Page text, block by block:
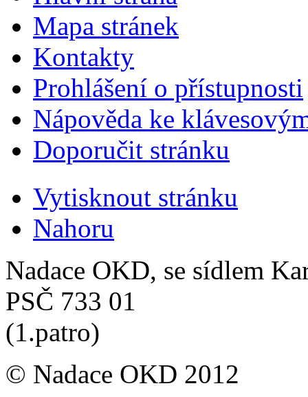
Mapa stránek
Kontakty
Prohlášení o přístupnosti
Nápověda ke
Doporučit stránku
Vytisknout stránku
Nahoru
Nadace OKD, se sídlem
PSČ 733 01
(1.patro)
© Nadace OKD 2012